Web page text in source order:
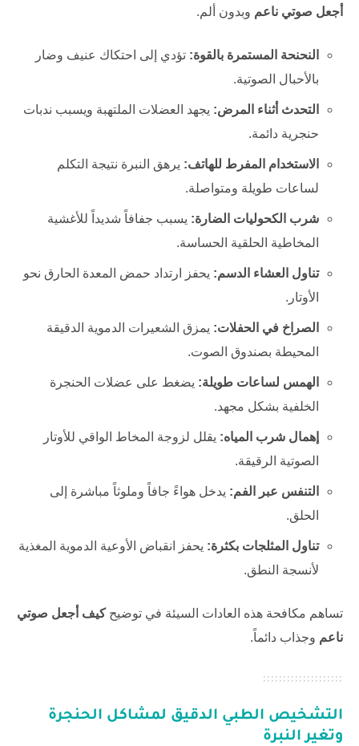
أجعل صوتي ناعم وبدون ألم.
النحنحة المستمرة بالقوة: تؤدي إلى احتكاك عنيف وضار
بالأحبال الصوتية.
التحدث أثناء المرض: يجهد العضلات الملتهبة ويسبب ندبات
حنجرية دائمة.
الاستخدام المفرط للهاتف: يرهق النبرة نتيجة التكلم
لساعات طويلة ومتواصلة.
شرب الكحوليات الضارة: يسبب جفافاً شديداً للأغشية
المخاطية الحلقية الحساسة.
تناول العشاء الدسم: يحفز ارتداد حمض المعدة الحارق نحو
الأوتار.
الصراخ في الحفلات: يمزق الشعيرات الدموية الدقيقة
المحيطة بصندوق الصوت.
الهمس لساعات طويلة: يضغط على عضلات الحنجرة
الخلفية بشكل مجهد.
إهمال شرب المياه: يقلل لزوجة المخاط الواقي للأوتار
الصوتية الرقيقة.
التنفس عبر الفم: يدخل هواءً جافاً وملوثاً مباشرة إلى
الحلق.
تناول المثلجات بكثرة: يحفز انقباض الأوعية الدموية المغذية
لأنسجة النطق.
تساهم مكافحة هذه العادات السيئة في توضيحكيف أجعل صوتي
ناعم وجذاب دائماً.
التشخيص الطبي الدقيق لمشاكل الحنجرة
وتغير النبرة